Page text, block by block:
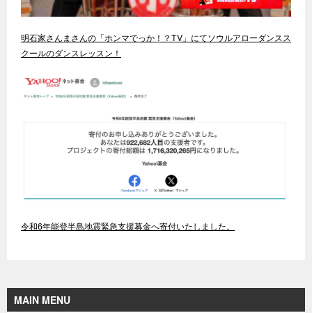
明石家さんまさんの「ホンマでっか！？TV」にてソウルアローダンスス
クールのダンスレッスン！
令和6年能登半島地震緊急支援募金へ寄付いたしました。
MAIN MENU